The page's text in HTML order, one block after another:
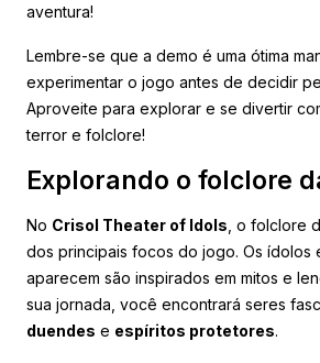
aventura!
Lembre-se que a demo é uma ótima
experimentar o jogo antes de decidir
Aproveite para explorar e se divertir
terror e folclore!
Explorando o folclore
No Crisol Theater of Idols , o folclore
dos principais focos do jogo. Os ídolos
aparecem são inspirados em mitos e
sua jornada, você encontrará seres
duendes e espíritos protetores.